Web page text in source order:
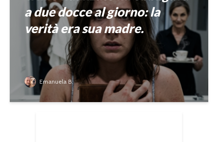
a due docce al giorno: la
verità era sua madre.
Emanuela B.